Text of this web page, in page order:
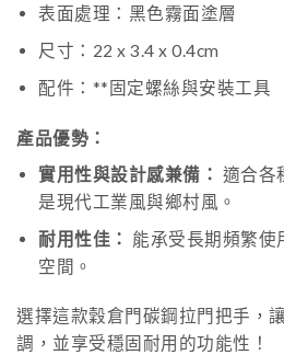
表面處理：黑色霧面塗層
尺寸：22 x 3.4 x 0.4cm
配件：**固定螺絲與安裝工具
產品優勢：
實用性與設計感兼備： 適合各
是現代工業風與鄉村風。
耐用性佳：
能承受長期頻繁使
空間。
選擇這款穀倉門碳鋼拉門把手，
調，並享受穩固耐用的功能性！